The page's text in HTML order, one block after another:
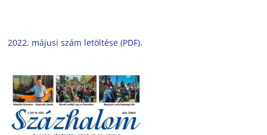
2022. májusi szám letöltése (PDF).